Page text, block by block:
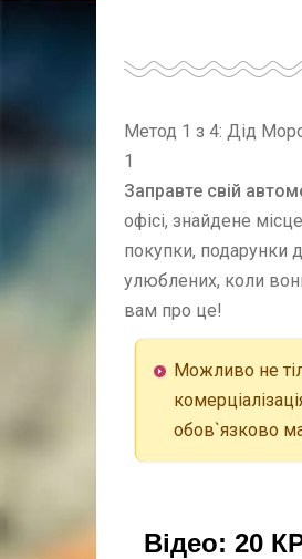
Метод 1 з 4: Дід
1
Заправте свій
офісі, знайдене
покупки, подарунки
улюблених, коли
вам про це!
Можливо не
обов`язково
Відео: 20